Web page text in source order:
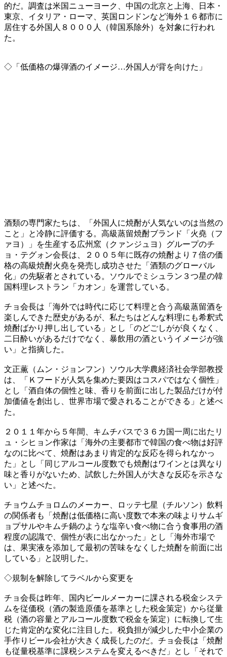
的だ。調査は米国ニューヨーク、中国の北京と上海、日本・
東京、イタリア・ローマ、英国ロンドンなど海外１６都市に
居住する外国人８０００人（韓国系除外）を対象に行われ
た。
◇「低価格の爆弾酒のイメージ…外国人が背を向けた」
酒類の専門家たちは、「外国人に焼酎が人気ないのは当然の
こと」と冷静に評価する。高級蒸留焼酎ブランド「火堯（フ
ァヨ）」を生産する広州窯（クァンジュヨ）グループのチ
ョ・テグォン会長は、２００５年に既存の焼酎より７倍の価
格の高級焼酎火堯を発売し成功させた「酒類のグローバル
化」の先駆者とされている。ソウルでミシュラン３つ星の韓
国料理レストラン「カオン」を運営している。
チョ会長は「海外では時代に応じて料理と合う高級蒸留酒を
楽しんできた歴史があるが、私たちはどんな料理にも希釈式
焼酎ばかり押し出している」とし「のどごしがが良くなく、
二日酔いがあるだけでなく、暴飲用の酒というイメージが強
い」と指摘した。
文正薫（ムン・ジョンフン）ソウル大学農経済社会学部教授
は、「Ｋフードが人気を集めた要因はコスパではなく個性」
とし「酒自体の個性と味、香りを前面に出した製品だけが付
加価値を創出し、世界市場で愛されることができる」と述べ
た。
２０１１年から５年間、キムチバスで３６カ国一周に出たリ
ュ・シヒョン作家は「海外の主要都市で韓国の食べ物は好評
なのに比べて、焼酎はあまり肯定的な反応を得られなかっ
た」とし「同じアルコール度数でも焼酎はワインとは異なり
味と香りがないため、試飲した外国人が大きな反応を示さな
い」と述べた。
チョウムチョロムのメーカー、ロッテ七星（チルソン）飲料
の関係者も「焼酎は低価格に高い度数で本来の味よりサムギ
ョプサルやキムチ鍋のような塩辛い食べ物に合う食事用の酒
程度の認識で、個性が表に出なかった」とし「海外市場で
は、果実液を添加して最初の苦味をなくした焼酎を前面に出
している」と説明した。
◇規制を解除してラベルから変更を
チョ会長は昨年、国内ビールメーカーに課される税金システ
ムを従価税（酒の製造原価を基準とした税金策定）から従量
税（酒の容量とアルコール度数で税金を策定）に転換して生
じた肯定的な変化に注目した。税負担が減少した中小企業の
手作りビール会社が大きく成長したのだ。チョ会長は「焼酎
も従量税基準に課税システムを変えるべきだ」とし「それで